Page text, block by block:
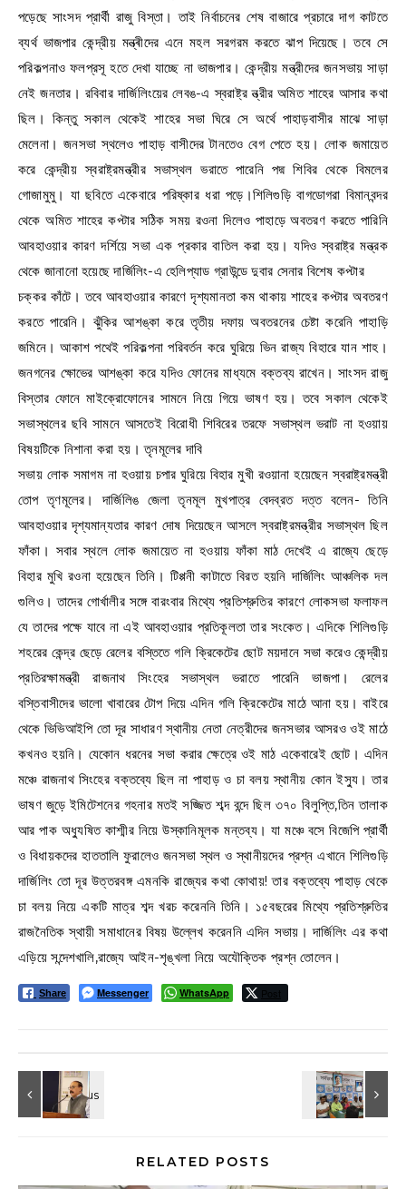
পড়েছে সাংসদ প্রার্থী রাজু বিস্তা। তাই নির্বাচনের শেষ বাজারে প্রচারে দাগ কাটতে
ব্যর্থ ভাজপার কেন্দ্রীয় মন্ত্ৰীদের এনে মহল সরগরম করতে ঝাপ দিয়েছে। তবে সে
পরিকল্পনাও ফলপ্রসূ হতে দেখা যাচ্ছে না ভাজপার। কেন্দ্রীয় মন্ত্রীদের জনসভায় সাড়া
নেই জনতার। রবিবার দার্জিলিংয়ের লেবঙ-এ স্বরাষ্ট্র ন্ত্রীর অমিত শাহের আসার কথা
ছিল। কিন্তু সকাল থেকেই শাহের সভা ঘিরে সে অর্থে পাহাড়বাসীর মাঝে সাড়া
মেলেনা। জনসভা স্থলেও পাহাড় বাসীদের টানতেও বেগ পেতে হয়। লোক জমায়েত
করে কেন্দ্রীয় স্বরাষ্ট্রমন্ত্রীর সভাস্থল ভরাতে পারেনি পদ্ম শিবির থেকে বিমলের
গোজামুমু। যা ছবিতে একেবারে পরিষ্কার ধরা পড়ে।শিলিগুড়ি বাগডোগরা বিমানবন্দর
থেকে অমিত শাহের কপ্টার সঠিক সময় রওনা দিলেও পাহাড়ে অবতরণ করতে পারিনি
আবহাওয়ার কারণ দর্শিয়ে সভা এক প্রকার বাতিল করা হয়। যদিও স্বরাষ্ট্র মন্ত্রক
থেকে জানানো হয়েছে দার্জিলিং-এ হেলিপ্যাড গ্রাউন্ডে দুবার সেনার বিশেষ কপ্টার
চক্কর কাঁটে। তবে আবহাওয়ার কারণে দৃশ্যমানতা কম থাকায় শাহের কপ্টার অবতরণ
করতে পারেনি। ঝুঁকির আশঙ্কা করে তৃতীয় দফায় অবতরনের চেষ্টা করেনি পাহাড়ি
জমিনে। আকাশ পথেই পরিকল্পনা পরিবর্তন করে ঘুরিয়ে ভিন রাজ্য বিহারে যান শাহ।
জনগনের ক্ষোভের আশঙ্কা করে যদিও ফোনের মাধ্যমে বক্তব্য রাখেন। সাংসদ রাজু
বিস্তার ফোনে মাইক্রোফোনের সামনে নিয়ে গিয়ে ভাষণ হয়। তবে সকাল থেকেই
সভাস্থলের ছবি সামনে আসতেই বিরোধী শিবিরের তরফে সভাস্থল ভরাট না হওয়ায়
বিষয়টিকে নিশানা করা হয়। তৃনমূলের দাবি
সভায় লোক সমাগম না হওয়ায় চপার ঘুরিয়ে বিহার মুখী রওয়ানা হয়েছেন স্বরাষ্ট্রমন্ত্রী
তোপ তৃণমূলের। দার্জিলিঙ জেলা তৃনমূল মুখপাত্র বেদব্রত দত্ত বলেন- তিনি
আবহাওয়ার দৃশ্যমান্যতার কারণ দোষ দিয়েছেন আসলে স্বরাষ্ট্রমন্ত্রীর সভাস্থল ছিল
ফাঁকা। সবার স্থলে লোক জমায়েত না হওয়ায় ফাঁকা মাঠ দেখেই এ রাজ্যে ছেড়ে
বিহার মুখি রওনা হয়েছেন তিনি। টিপ্পনী কাটাতে বিরত হয়নি দার্জিলিং আঞ্চলিক দল
গুলিও। তাদের গোর্খালীর সঙ্গে বারংবার মিথ্যে প্রতিশ্রুতির কারণে লোকসভা ফলাফল
যে তাদের পক্ষে যাবে না এই আবহাওয়ার প্রতিকূলতা তার সংকেত। এদিকে শিলিগুড়ি
শহরের কেন্দ্র ছেড়ে রেলের বস্তিতে গলি ক্রিকেটের ছোট ময়দানে সভা করেও কেন্দ্রীয়
প্রতিরক্ষামন্ত্রী রাজনাথ সিংহের সভাস্থল ভরাতে পারেনি ভাজপা। রেলের
বস্তিবাসীদের ভালো খাবারের টোপ দিয়ে এদিন গলি ক্রিকেটের মাঠে আনা হয়। বাইরে
থেকে ভিভিআইপি তো দূর সাধারণ স্থানীয় নেতা নেত্রীদের জনসভার আসরও ওই মাঠে
কখনও হয়নি। যেকোন ধরনের সভা করার ক্ষেত্রে ওই মাঠ একেবারেই ছোট। এদিন
মঞ্চে রাজনাথ সিংহের বক্তব্যে ছিল না পাহাড় ও চা বলয় স্থানীয় কোন ইস্যু। তার
ভাষণ জুড়ে ইমিটেশনের গহনার মতই সজ্জিত শব্দ বন্দে ছিল ৩৭০ বিলুপ্তি,তিন তালাক
আর পাক অধ্যুষিত কাশ্মীর নিয়ে উস্কানিমূলক মন্তব্য। যা মঞ্চে বসে বিজেপি প্রার্থী
ও বিধায়কদের হাততালি ফুরালেও জনসভা স্থল ও স্থানীয়দের প্রশ্ন এখানে শিলিগুড়ি
দার্জিলিং তো দূর উত্তরবঙ্গ এমনকি রাজ্যের কথা কোথায়! তার বক্তব্যে পাহাড় থেকে
চা বলয় নিয়ে একটি মাত্র শব্দ খরচ করেননি তিনি। ১৫বছরের মিথ্যে প্রতিশ্রুতির
রাজনৈতিক স্থায়ী সমাধানের বিষয় উল্লেখ করেননি এদিন সভায়। দার্জিলিং এর কথা
এড়িয়ে সন্দেশখালি,রাজ্যে আইন-শৃঙ্খলা নিয়ে অযৌক্তিক প্রশ্ন তোলেন।
Share Messenger WhatsApp Post
RELATED POSTS